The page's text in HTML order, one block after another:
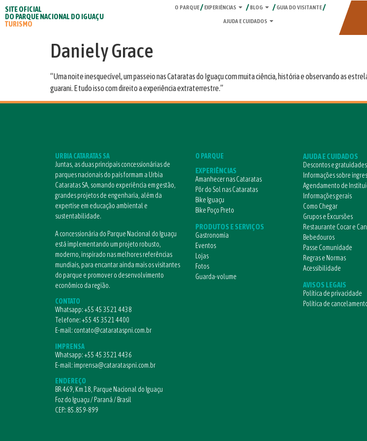
SITE OFICIAL
DO PARQUE NACIONAL DO IGUAÇU
TURISMO
O PARQUE EXPERIÊNCIAS BLOG
GUIA DO VISITANTE
AJUDA E CUIDADOS
Daniely Grace
“Uma noite inesquecível, um passeio nas Cataratas do Iguaçu com muita ciência, história e observando as
guarani. E tudo isso com direito a experiência extraterrestre.”
URBIA CATARATAS SA
Juntas, as duas principais concessionárias de
parques nacionais do país formam a Urbia
Cataratas SA, somando experiência em gestão,
grandes projetos de engenharia, além da
expertise em educação ambiental e
sustentabilidade.
A concessionária do Parque Nacional do Iguaçu
está implementando um projeto robusto,
moderno, inspirado nas melhores referências
mundiais, para encantar ainda mais os visitantes
do parque e promover o desenvolvimento
econômico da região.
CONTATO
Whatsapp:+55 45 3521 4438
Telefone:+55 45 3521 4400
E-mail: contato@catarataspni.com.br
IMPRENSA
Whatsapp:+55 45 3521 4436
E-mail: imprensa@catarataspni.com.br
ENDEREÇO
BR 469, Km 18, Parque Nacional do Iguaçu
Foz do Iguaçu / Paraná / Brasil
CEP.: 85.859-899
O PARQUE
EXPERIÊNCIAS
Amanhecer nas Cataratas
Pôr do Sol nas Cataratas
Bike Iguaçu
Bike Poço Preto
PRODUTOS E SERVIÇOS
Gastronomia
Eventos
Lojas
Fotos
Guarda-volume
AJUDA E CUIDADOS
Descontos e gratuidades
Informações sobre
Agendamento de
Informações gerais
Como Chegar
Grupos e Excursões
Restaurante Cocar e
Bebedouros
Passe Comunidade
Regras e Normas
Acessibilidade
AVISOS LEGAIS
Política de privacidade
Política de